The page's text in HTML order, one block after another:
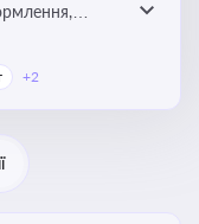
допомоги, що
+2